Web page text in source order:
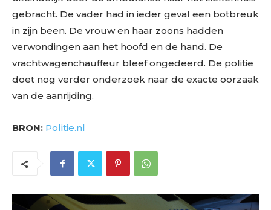
gebracht. De vader had in ieder geval een botbreuk
in zijn been. De vrouw en haar zoons hadden
verwondingen aan het hoofd en de hand. De
vrachtwagenchauffeur bleef ongedeerd. De politie
doet nog verder onderzoek naar de exacte oorzaak
van de aanrijding.
BRON: Politie.nl